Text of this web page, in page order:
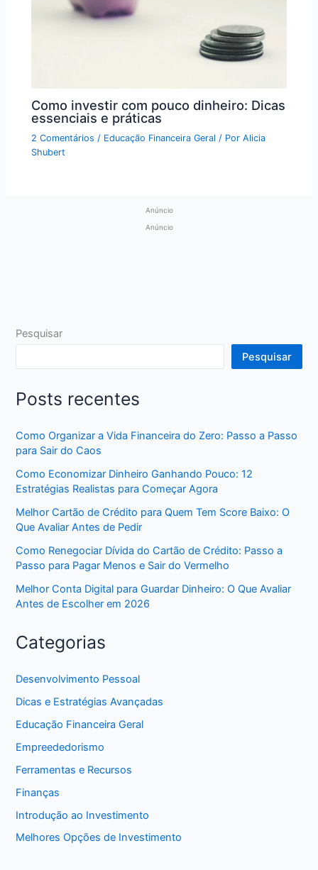
Como investir com pouco dinheiro: Dicas
essenciais e práticas
2 Comentários / Educação Financeira Geral / PorAlicia
Shubert
Anúncio
Anúncio
Pesquisar
Pesquisar
Posts recentes
Como Organizar a Vida Financeira do Zero: Passo a Passo
para Sair do Caos
Como Economizar Dinheiro Ganhando Pouco: 12
Estratégias Realistas para Começar Agora
Melhor Cartão de Crédito para Quem Tem Score Baixo: O
Que Avaliar Antes de Pedir
Como Renegociar Dívida do Cartão de Crédito: Passo a
Passo para Pagar Menos e Sair do Vermelho
Melhor Conta Digital para Guardar Dinheiro: O Que Avaliar
Antes de Escolher em 2026
Categorias
Desenvolvimento Pessoal
Dicas e Estratégias Avançadas
Educação Financeira Geral
Empreededorismo
Ferramentas e Recursos
Finanças
Introdução ao Investimento
Melhores Opções de Investimento